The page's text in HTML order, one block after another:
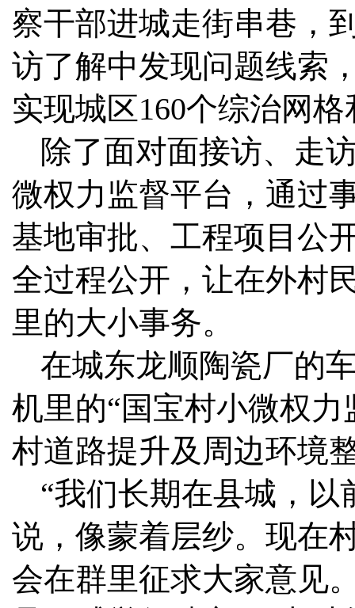
察干部进城走街串巷，
访了解中发现问题线索
实现城区160个综治网
除了面对面接访、走
微权力监督平台，通过
基地审批、工程项目公
全过程公开，让在外村
里的大小事务。
在城东龙顺陶瓷厂的
机里的“国宝村小微权
村道路提升及周边环境
“我们长期在县城，
说，像蒙着层纱。现在
会在群里征求大家意见